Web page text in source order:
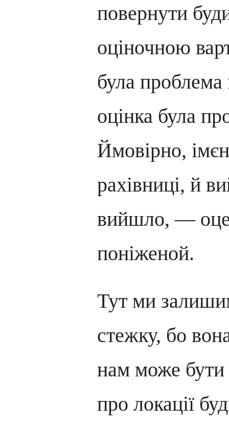
повернути
оціночною
була
оцінка була
Ймовірно,
рахівниці, й
вийшло, —
поніженой.
Тут ми
стежку, бо
нам може бути
про локації